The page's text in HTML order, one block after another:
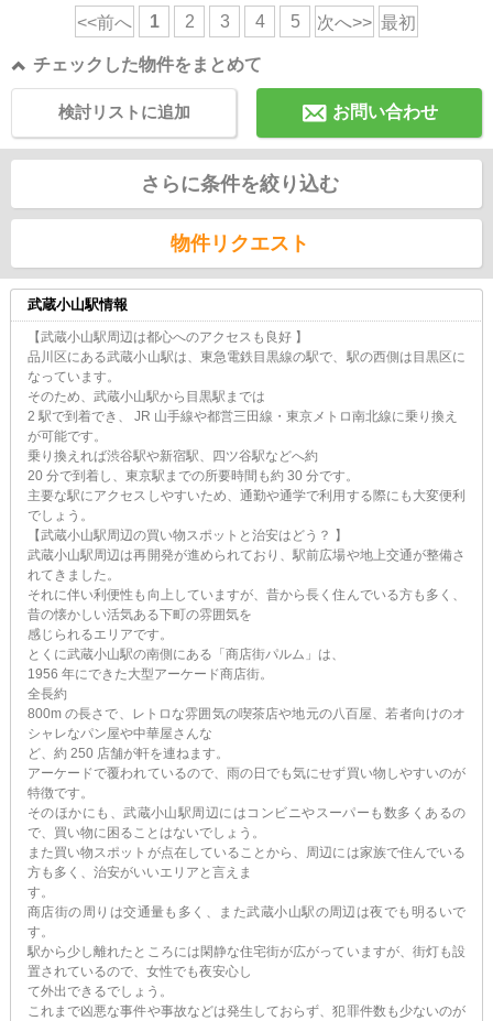
<<前へ 1 2 3 4 5 次へ>> 最初
チェックした物件をまとめて
お問い合わせ
検討リストに追加
さらに条件を絞り込む
物件リクエスト
武蔵小山駅情報
【武蔵小山駅周辺は都心へのアクセスも良好 】
品川区にある武蔵小山駅は、東急電鉄目黒線の駅で、駅の西側は目黒区に
なっています。
そのため、武蔵小山駅から目黒駅までは
2 駅で到着でき、 JR 山手線や都営三田線・東京メトロ南北線に乗り換え
が可能です。
乗り換えれば渋谷駅や新宿駅、四ツ谷駅などへ約
20 分で到着し、東京駅までの所要時間も約 30 分です。
主要な駅にアクセスしやすいため、通勤や通学で利用する際にも大変便利
でしょう。
【武蔵小山駅周辺の買い物スポットと治安はどう？ 】
武蔵小山駅周辺は再開発が進められており、駅前広場や地上交通が整備さ
れてきました。
それに伴い利便性も向上していますが、昔から長く住んでいる方も多く、
昔の懐かしい活気ある下町の雰囲気を
感じられるエリアです。
とくに武蔵小山駅の南側にある「商店街パルム」は、
1956 年にできた大型アーケード商店街。
全長約
800m の長さで、レトロな雰囲気の喫茶店や地元の八百屋、若者向けのオ
シャレなパン屋や中華屋さんな
ど、約 250 店舗が軒を連ねます。
アーケードで覆われているので、雨の日でも気にせず買い物しやすいのが
特徴です。
そのほかにも、武蔵小山駅周辺にはコンビニやスーパーも数多くあるの
で、買い物に困ることはないでしょう。
また買い物スポットが点在していることから、周辺には家族で住んでいる
方も多く、治安がいいエリアと言えま
す。
商店街の周りは交通量も多く、また武蔵小山駅の周辺は夜でも明るいで
す。
駅から少し離れたところには閑静な住宅街が広がっていますが、街灯も設
置されているので、女性でも夜安心し
て外出できるでしょう。
これまで凶悪な事件や事故などは発生しておらず、犯罪件数も少ないのが